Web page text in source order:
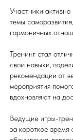
Участники
темы
гармоничных
Тренинг стал
свои навыки,
рекомендации от
мероприятия
вдохновляют на
Ведущие игры-
за короткое время